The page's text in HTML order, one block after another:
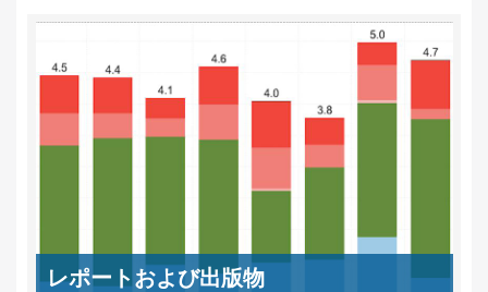
レポートおよび出版物